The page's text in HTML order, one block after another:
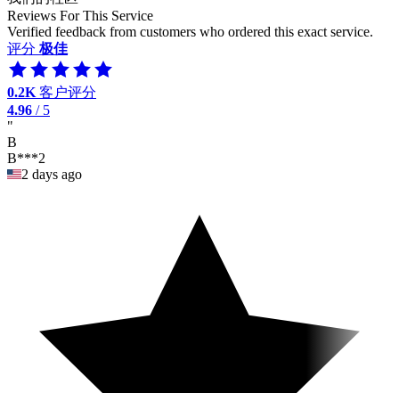
Reviews For This Service
Verified feedback from customers who ordered this exact service.
评分 极佳
0.2K 客户评分
4.96 / 5
"
B
B***2
2 days ago